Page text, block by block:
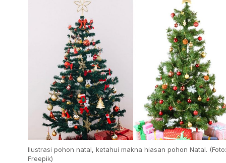
Ilustrasi pohon natal, ketahui makna hiasan pohon Natal. (Foto:
Freepik)